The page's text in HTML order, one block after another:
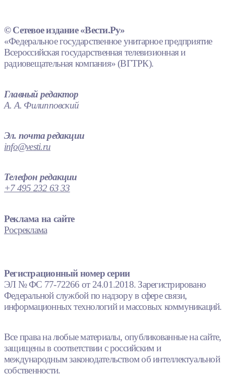
© Сетевое издание «Вести.Ру»
«Федеральное государственное унитарное предприятие
Всероссийская государственная телевизионная и
радиовещательная компания» (ВГТРК).
Главный редактор
А. А. Филипповский
Эл. почта редакции
info@vesti.ru
Телефон редакции
+7 495 232 63 33
Реклама на сайте
Росреклама
Регистрационный номер серии
ЭЛ № ФС 77-72266 от 24.01.2018. Зарегистрировано
Федеральной службой по надзору в сфере связи,
информационных технологий и массовых коммуникаций.
Все права на любые материалы, опубликованные на сайте,
защищены в соответствии с российским и
международным законодательством об интеллектуальной
собственности.